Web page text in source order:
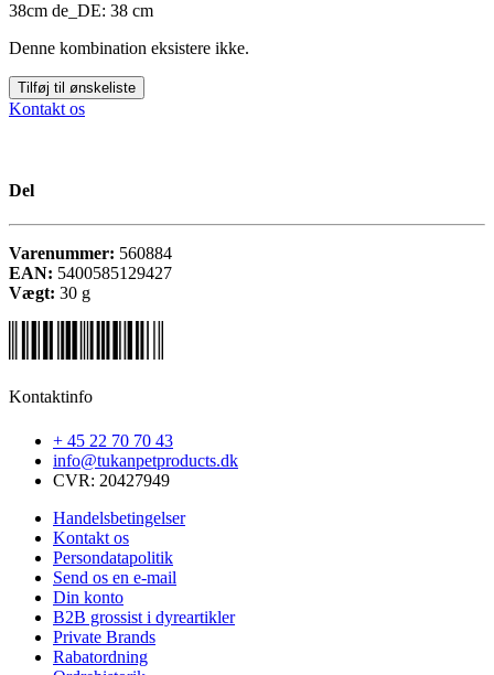
38cm de_DE: 38 cm
Denne kombination eksistere ikke.
Tilføj til ønskeliste
Kontakt os
Del
Varenummer: 560884
EAN: 5400585129427
Vægt: 30 g
Kontaktinfo
+ 45 22 70 70 43
info@tukanpetproducts.dk
CVR: 20427949
Handelsbetingelser
Kontakt os
Persondatapolitik
Send os en e-mail
Din konto
B2B grossist i dyreartikler
Private Brands
Rabatordning